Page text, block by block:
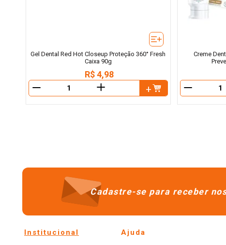
Gel Dental Red Hot Closeup Proteção 360° Fresh
Caixa 90g
R$ 4,98
＋
Creme
Cadastre-se para receber
Institucional Ajuda